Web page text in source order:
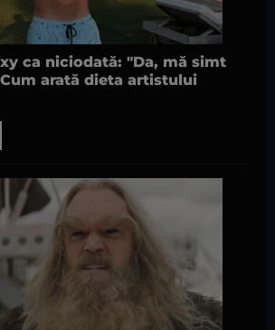
ca niciodată: "Da, mă simt
arată dieta artistului